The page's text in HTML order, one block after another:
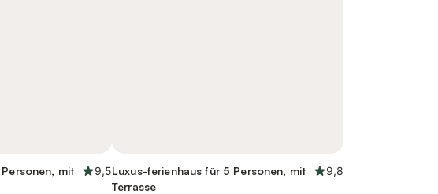
mit
9,5Luxus-ferienhaus für 5 Personen, mit
Terrasse
9,8